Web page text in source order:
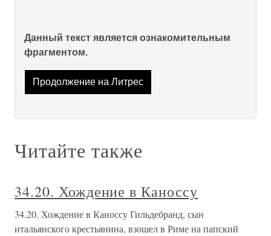
Данный текст является ознакомительным
фрагментом.
Продолжение на Литрес
Читайте также
34.20. Хождение в Каноссу
34.20. Хождение в Каноссу Гильдебранд, сын
итальянского крестьянина, взошел в Риме на папский